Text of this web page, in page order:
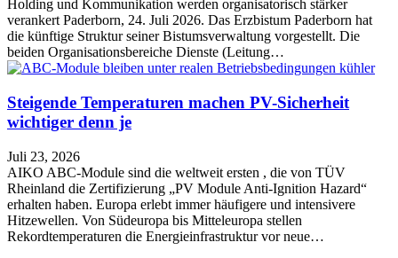
Holding und Kommunikation werden organisatorisch stärker
verankert Paderborn, 24. Juli 2026. Das Erzbistum Paderborn hat
die künftige Struktur seiner Bistumsverwaltung vorgestellt. Die
beiden Organisationsbereiche Dienste (Leitung…
Steigende Temperaturen machen PV-Sicherheit
wichtiger denn je
Juli 23, 2026
AIKO ABC-Module sind die weltweit ersten , die von TÜV
Rheinland die Zertifizierung „PV Module Anti-Ignition Hazard“
erhalten haben. Europa erlebt immer häufigere und intensivere
Hitzewellen. Von Südeuropa bis Mitteleuropa stellen
Rekordtemperaturen die Energieinfrastruktur vor neue…